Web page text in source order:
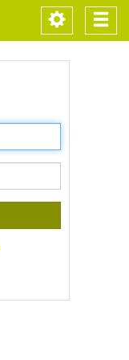
Toggle
navigation